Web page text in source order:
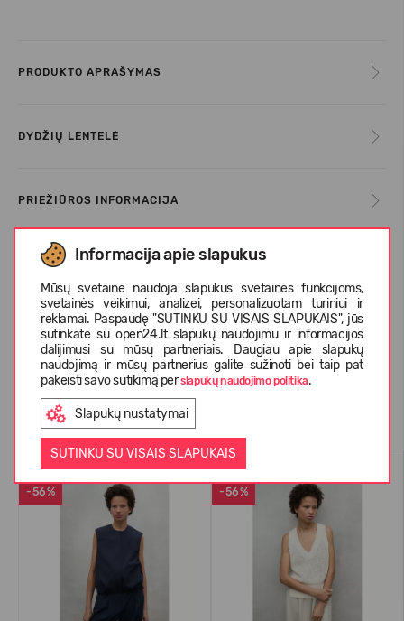
Informacija apie slapukus
Mūsų svetainė naudoja slapukus svetainės funkcijoms,
svetainės veikimui, analizei, personalizuotam turiniui ir
reklamai. Paspaudę "SUTINKU SU VISAIS SLAPUKAIS", jūs
sutinkate su open24.lt slapukų naudojimu ir informacijos
dalijimusi su mūsų partneriais. Daugiau apie slapukų
naudojimą ir mūsų partnerius galite sužinoti bei taip pat
pakeisti savo sutikimą perslapukų naudojimo politika.
Slapukų nustatymai
SUTINKU SU VISAIS SLAPUKAIS
PRODUKTO APRAŠYMAS
DYDŽIŲ LENTELĖ
PRIEŽIŪROS INFORMACIJA
APIE ECOALF
KLIENTŲ ATSILIEPIMAI (0)
Panašios prekės
-56% -56%